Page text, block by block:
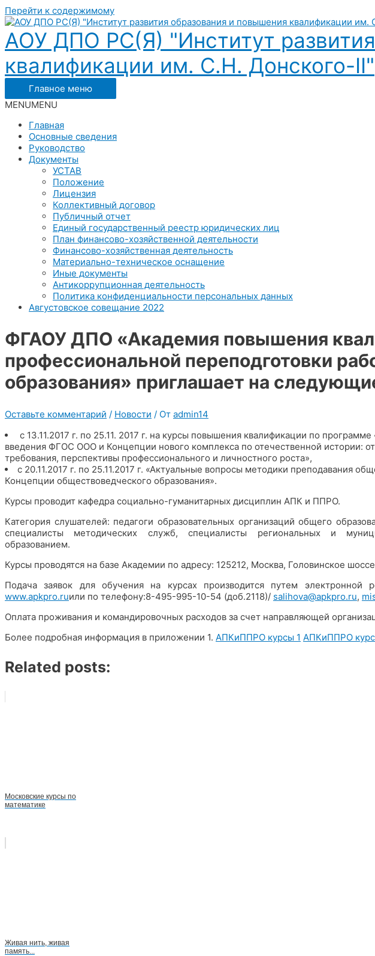
Перейти к содержимому
АОУ ДПО РС(Я) "Институт
квалификации им. С.Н. Донского-II"
Главное меню
MENUMENU
Главная
Основные сведения
Руководство
Документы
УСТАВ
Положение
Лицензия
Коллективный договор
Публичный отчет
Единый государственный реестр юридических лиц
План финансово-хозяйственной деятельности
Финансово-хозяйственная деятельность
Материально-техническое оснащение
Иные документы
Антикоррупционная деятельность
Политика конфиденциальности персональных данных
Августовское совещание 2022
ФГАОУ ДПО «Академия повышения
профессиональной переподготовки
образования» приглашает на
Оставьте комментарий / Новости / От admin14
с 13.11.2017 г. по 25.11. 2017 г. на курсы повышения квалификации по программе
введения ФГОС ООО и Концепции нового комплекса по отечественной истории:
требования, перспективы профессионального и личностного роста»,
с 20.11.2017 г. по 25.11.2017 г. «Актуальные вопросы методики преподавания
Концепции обществоведческого образования».
Курсы проводит кафедра социально-гуманитарных дисциплин АПК и ППРО.
Категория слушателей: педагоги образовательных организаций общего
специалисты методических служб, специалисты региональных и
образованием.
Курсы проводятся на базе Академии по адресу: 125212, Москва, Головинское
Подача заявок для обучения на курсах производится путем электронной
www.apkpro.ruили по телефону:8-495-995-10-54 (доб.2118)/ salihova@apkpro.ru,
Оплата проживания и командировочных расходов за счет направляющей
Более подробная информация в приложении 1. АПКиППРО курсы 1 АПКиППРО
Related posts:
Московские курсы по
математике
Живая нить, живая
память...